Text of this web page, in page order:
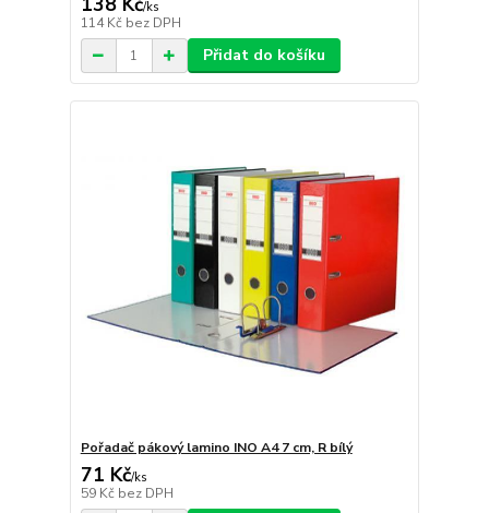
/ks
114 Kč bez DPH
Přidat do košíku
Pořadač pákový lamino INO A4 7 cm, R bílý
71 Kč/ks
59 Kč bez DPH